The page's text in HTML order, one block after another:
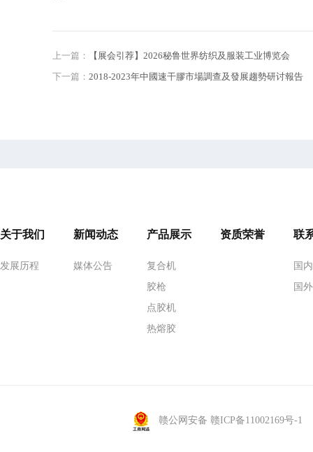
上一篇：
【展会引荐】2026秘鲁世界纺织及服装工业博览会
下一篇： 2018-2023年中國速干膠市場調查及發展趨勢研讨報告
关于我们
发展历程
新闻动态
媒体公告
产品展示
复合机
胶枪
点胶机
热熔胶
资质荣誉 联
国
国
赣公网安备 赣ICP备11002169号-1